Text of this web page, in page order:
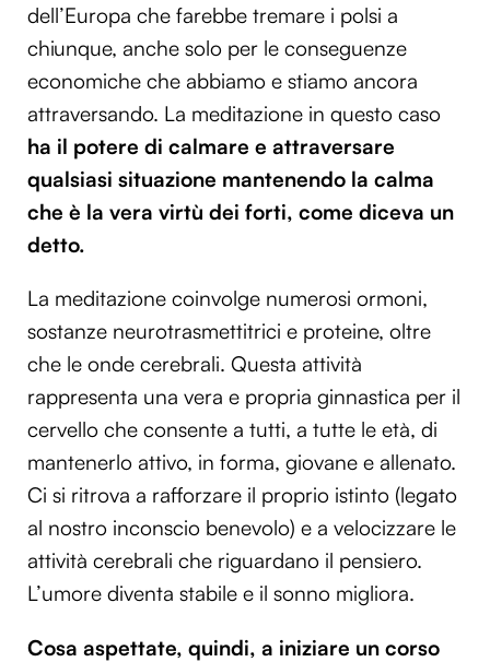
dell’Europa che farebbe tremare i polsi a
chiunque, anche solo per le conseguenze
economiche che abbiamo e stiamo ancora
attraversando. La meditazione in questo caso
ha il potere di calmare e attraversare
qualsiasi situazione mantenendo la calma
che è la vera virtù dei forti, come diceva un
detto.
La meditazione coinvolge numerosi ormoni,
sostanze neurotrasmettitrici e proteine, oltre
che le onde cerebrali. Questa attività
rappresenta una vera e propria ginnastica per il
cervello che consente a tutti, a tutte le età, di
mantenerlo attivo, in forma, giovane e allenato.
Ci si ritrova a rafforzare il proprio istinto (legato
al nostro inconscio benevolo) e a velocizzare le
attività cerebrali che riguardano il pensiero.
L’umore diventa stabile e il sonno migliora.
Cosa aspettate, quindi, a iniziare un corso